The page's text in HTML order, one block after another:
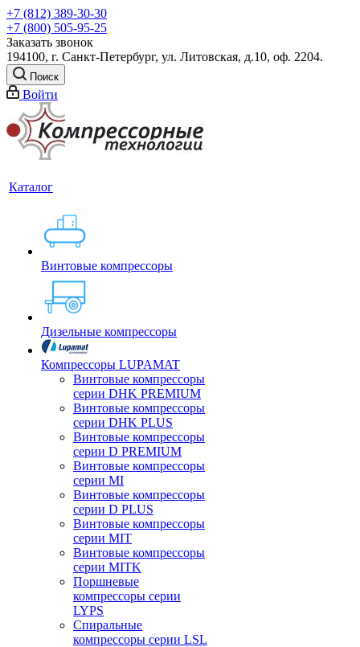
+7 (812) 389-30-30
+7 (800) 505-95-25
Заказать звонок
194100, г. Санкт-Петербург, ул. Литовская, д.10, оф. 2204.
Поиск
Войти
Каталог
Винтовые компрессоры
Дизельные компрессоры
Компрессоры LUPAMAT
Винтовые компрессоры
серии DHK PREMIUM
Винтовые компрессоры
серии DHK PLUS
Винтовые компрессоры
серии D PREMIUM
Винтовые компрессоры
серии MI
Винтовые компрессоры
серии D PLUS
Винтовые компрессоры
серии MIT
Винтовые компрессоры
серии MITK
Поршневые
компрессоры серии
LYPS
Спиральные
компрессоры серии LSL